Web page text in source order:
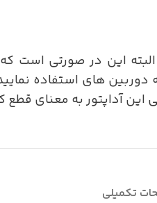
است. البته این در صورتی
می توانید از چهار آداپتور ۱ آمپری
آداپتور به معنای قطع
تکمیلی